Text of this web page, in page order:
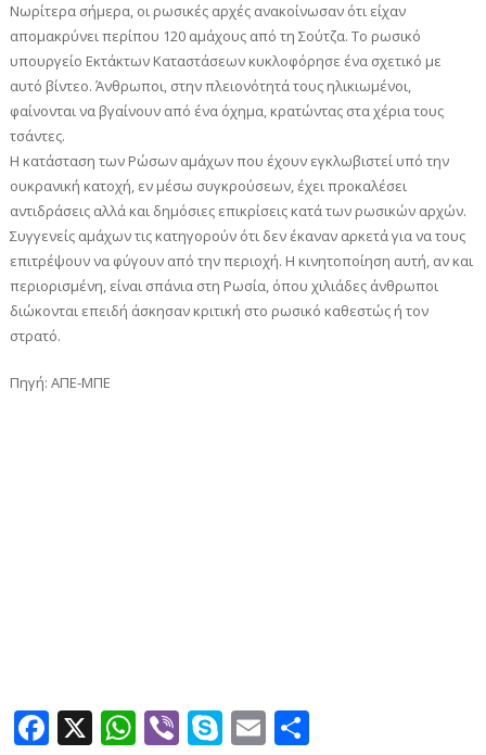
Νωρίτερα σήμερα, οι ρωσικές αρχές ανακοίνωσαν ότι είχαν
απομακρύνει περίπου 120 αμάχους από τη Σούτζα. Το ρωσικό
υπουργείο Εκτάκτων Καταστάσεων κυκλοφόρησε ένα σχετικό με
αυτό βίντεο. Άνθρωποι, στην πλειονότητά τους ηλικιωμένοι,
φαίνονται να βγαίνουν από ένα όχημα, κρατώντας στα χέρια τους
τσάντες.
Η κατάσταση των Ρώσων αμάχων που έχουν εγκλωβιστεί υπό την
ουκρανική κατοχή, εν μέσω συγκρούσεων, έχει προκαλέσει
αντιδράσεις αλλά και δημόσιες επικρίσεις κατά των ρωσικών αρχών.
Συγγενείς αμάχων τις κατηγορούν ότι δεν έκαναν αρκετά για να τους
επιτρέψουν να φύγουν από την περιοχή. Η κινητοποίηση αυτή, αν και
περιορισμένη, είναι σπάνια στη Ρωσία, όπου χιλιάδες άνθρωποι
διώκονται επειδή άσκησαν κριτική στο ρωσικό καθεστώς ή τον
στρατό.
Πηγή: ΑΠΕ-ΜΠΕ
Facebook
X WhatsApp
ViberSkype
Email